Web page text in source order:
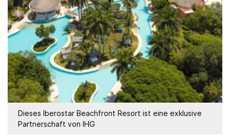
Dieses Iberostar Beachfront Resort ist eine exklusive
Partnerschaft von IHG